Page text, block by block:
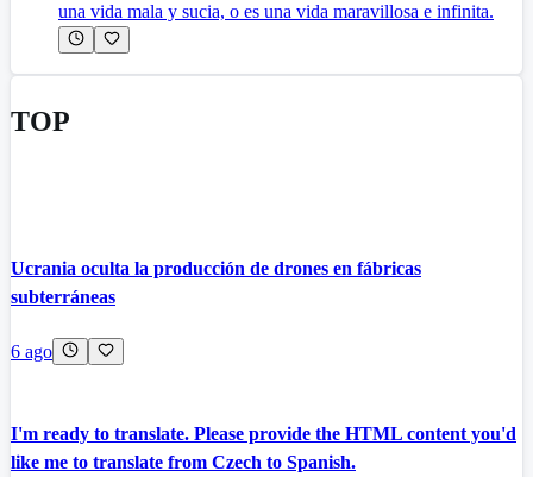
una vida mala y sucia, o es una vida maravillosa e infinita.
TOP
Ucrania oculta la producción de drones en fábricas
subterráneas
6 ago
I'm ready to translate. Please provide the HTML content you'd
like me to translate from Czech to Spanish.